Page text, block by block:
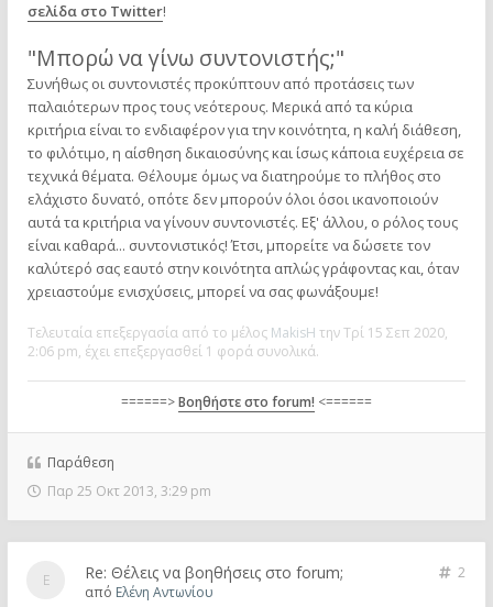
σελίδα στο Twitter!
"Μπορώ να γίνω συντονιστής;"
Συνήθως οι συντονιστές προκύπτουν από προτάσεις των
παλαιότερων προς τους νεότερους. Μερικά από τα κύρια
κριτήρια είναι το ενδιαφέρον για την κοινότητα, η καλή διάθεση,
το φιλότιμο, η αίσθηση δικαιοσύνης και ίσως κάποια ευχέρεια σε
τεχνικά θέματα. Θέλουμε όμως να διατηρούμε το πλήθος στο
ελάχιστο δυνατό, οπότε δεν μπορούν όλοι όσοι ικανοποιούν
αυτά τα κριτήρια να γίνουν συντονιστές. Εξ' άλλου, ο ρόλος τους
είναι καθαρά... συντονιστικός! Έτσι, μπορείτε να δώσετε τον
καλύτερό σας εαυτό στην κοινότητα απλώς γράφοντας και, όταν
χρειαστούμε ενισχύσεις, μπορεί να σας φωνάξουμε!
Τελευταία επεξεργασία από το μέλος MakisH την Τρί 15 Σεπ 2020,
2:06 pm, έχει επεξεργασθεί 1 φορά συνολικά.
======>Βοηθήστε στο forum! <======
Παράθεση
Παρ 25 Οκτ 2013, 3:29 pm
Re: Θέλεις να βοηθήσεις στο forum;
2
από Ελένη Αντωνίου